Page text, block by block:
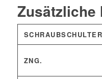
Zusätzliche
ZNG.